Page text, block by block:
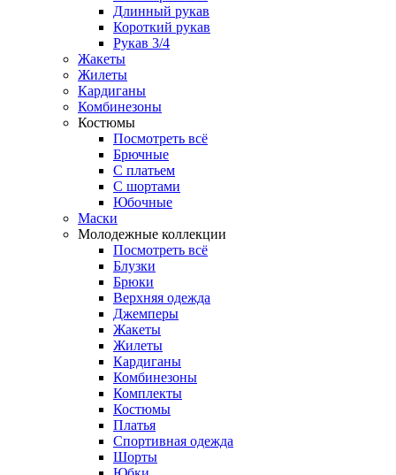
Длинный рукав
Короткий рукав
Рукав 3/4
Жакеты
Жилеты
Кардиганы
Комбинезоны
Костюмы
Посмотреть всё
Брючные
С платьем
С шортами
Юбочные
Маски
Молодежные коллекции
Посмотреть всё
Блузки
Брюки
Верхняя одежда
Джемперы
Жакеты
Жилеты
Кардиганы
Комбинезоны
Комплекты
Костюмы
Платья
Спортивная одежда
Шорты